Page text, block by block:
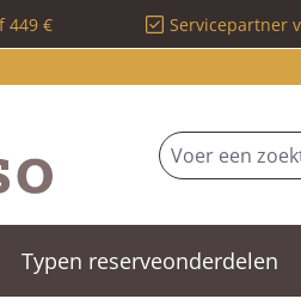
449 € Servicepartner
Typen reserveonderdelen